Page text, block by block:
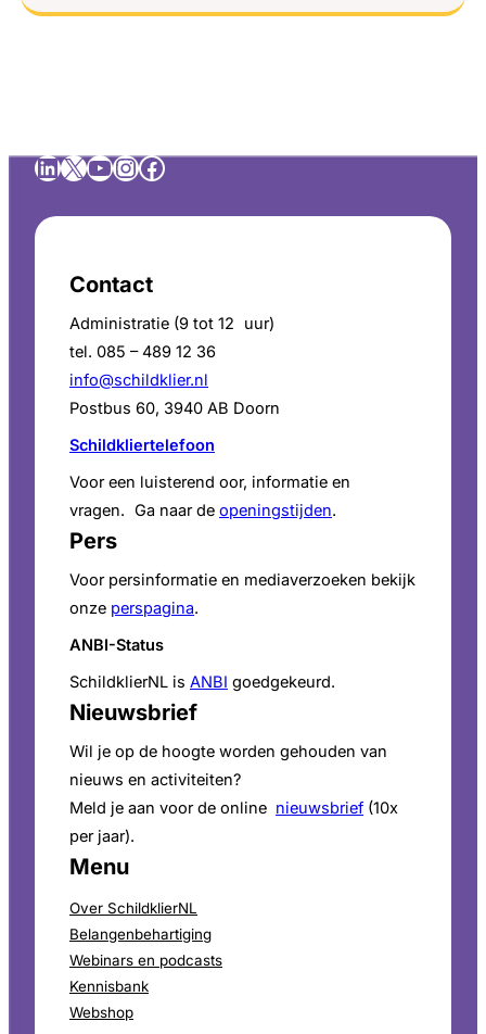
LinkedIn
X YouTube
Instagram
Facebook
Contact
Administratie (9 tot 12 uur)
tel. 085 – 489 12 36
info@schildklier.nl
Postbus 60, 3940 AB Doorn
Schildkliertelefoon
Voor een luisterend oor, informatie en
vragen. Ga naar de openingstijden.
Pers
Voor persinformatie en mediaverzoeken bekijk
onze perspagina.
ANBI-Status
SchildklierNL is ANBI goedgekeurd.
Nieuwsbrief
Wil je op de hoogte worden gehouden van
nieuws en activiteiten?
Meld je aan voor de online nieuwsbrief (10x
per jaar).
Menu
Over SchildklierNL
Belangenbehartiging
Webinars en podcasts
Kennisbank
Webshop